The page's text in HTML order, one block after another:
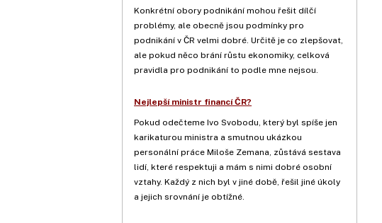
Konkrétní obory podnikání mohou řešit dílčí
problémy, ale obecně jsou podmínky pro
podnikání v ČR velmi dobré. Určitě je co zlepšovat,
ale pokud něco brání růstu ekonomiky, celková
pravidla pro podnikání to podle mne nejsou.
Nejlepší ministr financí ČR?
Pokud odečteme Ivo Svobodu, který byl spíše jen
karikaturou ministra a smutnou ukázkou
personální práce Miloše Zemana, zůstává sestava
lidí, které respektuji a mám s nimi dobré osobní
vztahy. Každý z nich byl v jiné době, řešil jiné úkoly
a jejich srovnání je obtížné.